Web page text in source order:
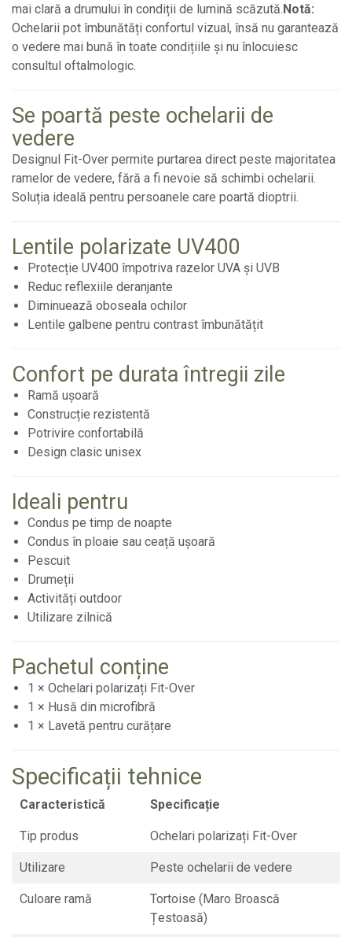
mai clară a drumului în condiții de lumină scăzută. Notă:
Ochelarii pot îmbunătăți confortul vizual, însă nu garantează
o vedere mai bună în toate condițiile și nu înlocuiesc
consultul oftalmologic.
Se poartă peste ochelarii de
vedere
Designul Fit-Over permite purtarea direct peste majoritatea
ramelor de vedere, fără a fi nevoie să schimbi ochelarii.
Soluția ideală pentru persoanele care poartă dioptrii.
Lentile polarizate UV400
Protecție UV400 împotriva razelor UVA și UVB
Reduc reflexiile deranjante
Diminuează oboseala ochilor
Lentile galbene pentru contrast îmbunătățit
Confort pe durata întregii zile
Ramă ușoară
Construcție rezistentă
Potrivire confortabilă
Design clasic unisex
Ideali pentru
Condus pe timp de noapte
Condus în ploaie sau ceață ușoară
Pescuit
Drumeții
Activități outdoor
Utilizare zilnică
Pachetul conține
1 × Ochelari polarizați Fit-Over
1 × Husă din microfibră
1 × Lavetă pentru curățare
Specificații tehnice
Caracteristică Specificație
Tip produs Ochelari polarizați Fit-Over
Utilizare Peste ochelarii de vedere
Culoare ramă
Tortoise (Maro Broască
Țestoasă)